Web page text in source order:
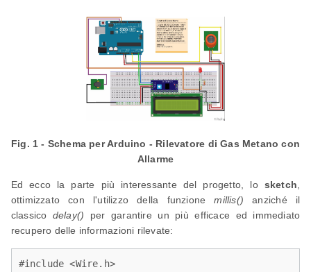
Fig. 1 - Schema per Arduino - Rilevatore di Gas Metano con
Allarme
Ed ecco la parte più interessante del progetto, lo sketch
ottimizzato con l'utilizzo della funzionemillis() anziché il
classico delay() per garantire un più efficace ed immediato
recupero delle informazioni rilevate:
#include <Wire.h>